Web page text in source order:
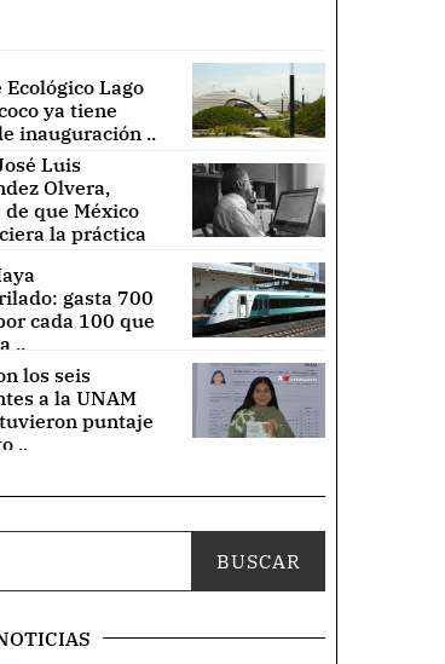
Ecológico Lago
ya tiene
inauguración ..
Luis
Olvera,
que México
la práctica
gasta 700
cada 100 que
..
los seis
a la UNAM
puntaje
..